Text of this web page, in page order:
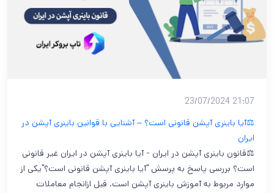
21:07 23/07/2024
⚖️آیا باینری آپشن قانونی است؟ – آشنایی با قوانین باینری آپشن در
ایران
⚖️قانون باینری آپشن در ایران - آیا باینری آپشن در ایران غیر قانونی
است؟ بررسی پاسخ به پرسش "آیا باینری آپشن قانونی است؟"یکی از
موارد مربوط به آموزش باینری آپشن است. قبل ازانجام معاملات